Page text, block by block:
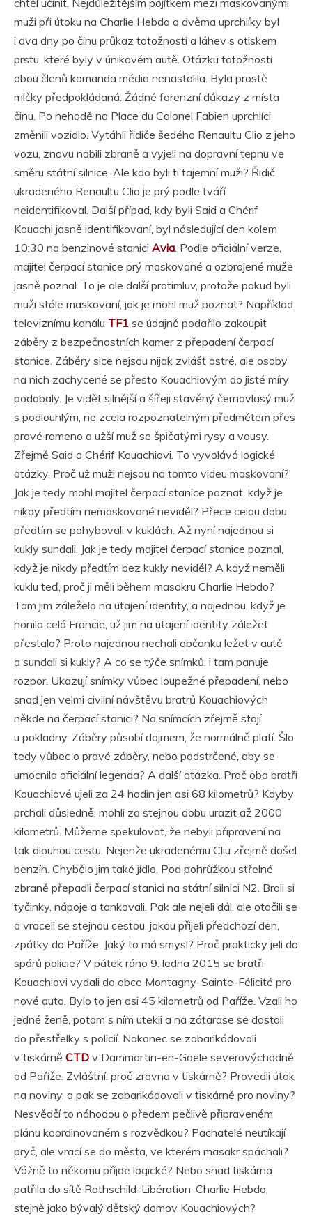
muži při útoku na Charlie Hebdo a dvěma uprchlíky byl
i dva dny po činu průkaz totožnosti a láhev s otiskem
prstu, které byly v únikovém autě. Otázku totožnosti
obou členů komanda média nenastolila. Byla prostě
mlčky předpokládaná. Žádné forenzní důkazy z místa
činu. Po nehodě na Place du Colonel Fabien uprchlíci
změnili vozidlo. Vytáhli řidiče šedého Renaultu Clio z jeho
vozu, znovu nabili zbraně a vyjeli na dopravní tepnu ve
směru státní silnice. Ale kdo byli ti tajemní muži? Řidič
ukradeného Renaultu Clio je prý podle tváří
neidentifikoval. Další případ, kdy byli Said a Chérif
Kouachi jasně identifikovaní, byl následující den kolem
10:30 na benzinové stanici Avia . Podle oficiální verze,
majitel čerpací stanice prý maskované a ozbrojené muže
jasně poznal. To je ale další protimluv, protože pokud byli
muži stále maskovaní, jak je mohl muž poznat? Například
televiznímu kanálu TF1 se údajně podařilo zakoupit
záběry z bezpečnostních kamer z přepadení čerpací
stanice. Záběry sice nejsou nijak zvlášť ostré, ale osoby
na nich zachycené se přesto Kouachiovým do jisté míry
podobaly. Je vidět silnější a šířeji stavěný černovlasý muž
s podlouhlým, ne zcela rozpoznatelným předmětem přes
pravé rameno a užší muž se špičatými rysy a vousy.
Zřejmě Said a Chérif Kouachiovi. To vyvolává logické
otázky. Proč už muži nejsou na tomto videu maskovaní?
Jak je tedy mohl majitel čerpací stanice poznat, když je
nikdy předtím nemaskované neviděl? Přece celou dobu
předtím se pohybovali v kuklách. Až nyní najednou si
kukly sundali. Jak je tedy majitel čerpací stanice poznal,
když je nikdy předtím bez kukly neviděl? A když neměli
kuklu teď, proč ji měli během masakru Charlie Hebdo?
Tam jim záleželo na utajení identity, a najednou, když je
honila celá Francie, už jim na utajení identity záležet
přestalo? Proto najednou nechali občanku ležet v autě
a sundali si kukly? A co se týče snímků, i tam panuje
rozpor. Ukazují snímky vůbec loupežné přepadení, nebo
snad jen velmi civilní návštěvu bratrů Kouachiových
někde na čerpací stanici? Na snímcích zřejmě stojí
u pokladny. Záběry působí dojmem, že normálně platí. Šlo
tedy vůbec o pravé záběry, nebo podstrčené, aby se
umocnila oficiální legenda? A další otázka. Proč oba bratři
Kouachiové ujeli za 24 hodin jen asi 68 kilometrů? Kdyby
prchali důsledně, mohli za stejnou dobu urazit až 2000
kilometrů. Můžeme spekulovat, že nebyli připravení na
tak dlouhou cestu. Nejenže ukradenému Cliu zřejmě došel
benzín. Chybělo jim také jídlo. Pod pohrůžkou střelné
zbraně přepadli čerpací stanici na státní silnici N2. Brali si
tyčinky, nápoje a tankovali. Pak ale nejeli dál, ale otočili se
a vraceli se stejnou cestou, jakou přijeli předchozí den,
zpátky do Paříže. Jaký to má smysl? Proč prakticky jeli do
spárů policie? V pátek ráno 9. ledna 2015 se bratři
Kouachiovi vydali do obce Montagny-Sainte-Félicité pro
nové auto. Bylo to jen asi 45 kilometrů od Paříže. Vzali ho
jedné ženě, potom s ním utekli a na zátarase se dostali
do přestřelky s policií. Nakonec se zabarikádovali
v tiskárně CTD v Dammartin-en-Goële severovýchodně
od Paříže. Zvláštní: proč zrovna v tiskárně? Provedli útok
na noviny, a pak se zabarikádovali v tiskárně pro noviny?
Nesvědčí to náhodou o předem pečlivě připraveném
plánu koordinovaném s rozvědkou? Pachatelé neutíkají
pryč, ale vrací se do města, ve kterém masakr spáchali?
Vážně to někomu příjde logické? Nebo snad tiskárna
patřila do sítě Rothschild-Libération-Charlie Hebdo,
stejně jako bývalý dětský domov Kouachiových?